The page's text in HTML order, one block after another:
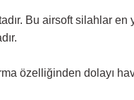
Bu airsoft silahlar
özelliğinden dolayı